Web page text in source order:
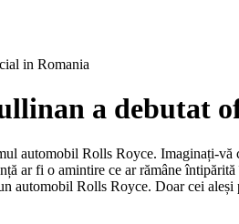
a debutat
automobil Rolls Royce. Imaginați-
ar fi o amintire ce ar rămâne
automobil Rolls Royce. Doar cei